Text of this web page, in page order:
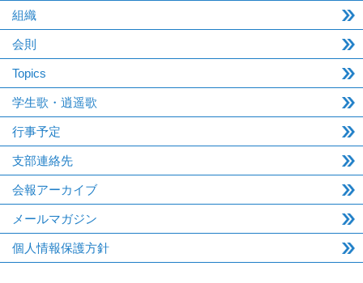
組織
会則
Topics
学生歌・逍遥歌
行事予定
支部連絡先
会報アーカイブ
メールマガジン
個人情報保護方針